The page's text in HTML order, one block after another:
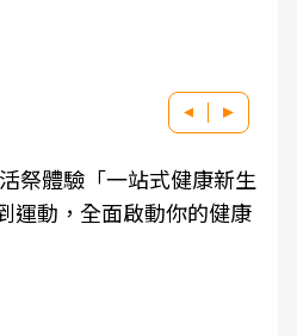
祭體驗「一站式健康新生
運動，全面啟動你的健康